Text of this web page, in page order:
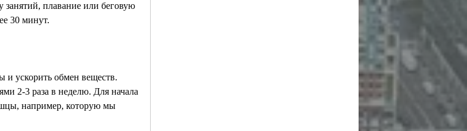
занятий, плавание или беговую
30 минут.
ускорить обмен веществ.
2-3 раза в неделю. Для начала
например, которую мы